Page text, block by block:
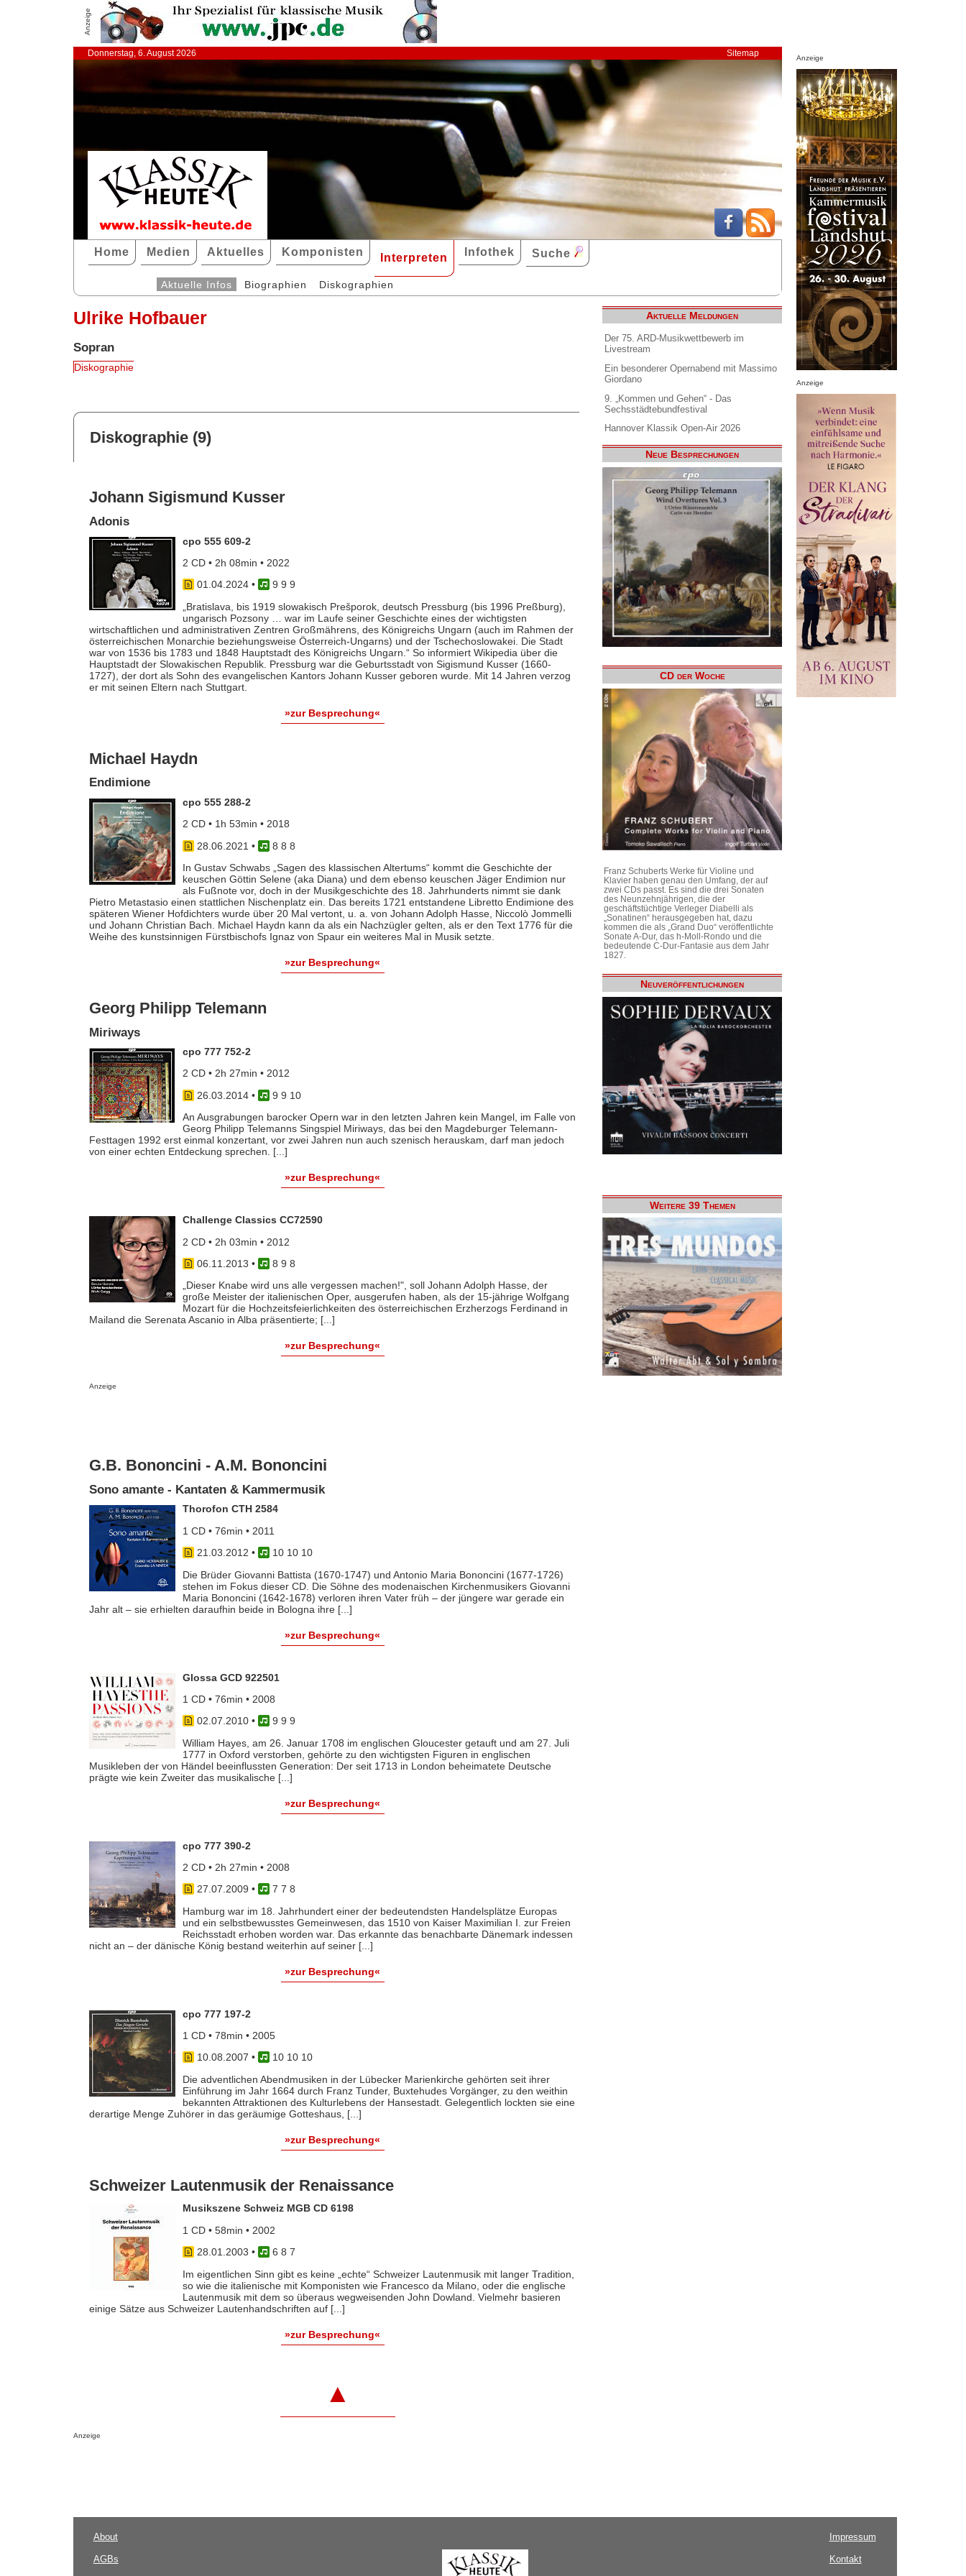
Anzeige
Donnerstag, 6. August 2026 Sitemap
Home Medien Aktuelles Komponisten Interpreten Infothek Suche
Aktuelle Infos Biographien Diskographien
Ulrike Hofbauer
Sopran
Diskographie
Diskographie (9)
Johann Sigismund Kusser
Adonis
cpo 555 609-2
2 CD • 2h 08min • 2022
01.04.2024•
9 9 9
„Bratislava, bis 1919 slowakisch Prešporok, deutsch Pressburg (bis 1996 Preßburg),
ungarisch Pozsony … war im Laufe seiner Geschichte eines der wichtigsten
wirtschaftlichen und administrativen Zentren Großmährens, des Königreichs Ungarn (auch im Rahmen der
österreichischen Monarchie beziehungsweise Österreich-Ungarns) und der Tschechoslowakei. Die Stadt
war von 1536 bis 1783 und 1848 Hauptstadt des Königreichs Ungarn.“ So informiert Wikipedia über die
Hauptstadt der Slowakischen Republik. Pressburg war die Geburtsstadt von Sigismund Kusser (1660-
1727), der dort als Sohn des evangelischen Kantors Johann Kusser geboren wurde. Mit 14 Jahren verzog
er mit seinen Eltern nach Stuttgart.
»zur Besprechung«
Michael Haydn
Endimione
cpo 555 288-2
2 CD • 1h 53min • 2018
28.06.2021 •
8 8 8
In Gustav Schwabs „Sagen des klassischen Altertums“ kommt die Geschichte der
keuschen Göttin Selene (aka Diana) und dem ebenso keuschen Jäger Endimion nur
als Fußnote vor, doch in der Musikgeschichte des 18. Jahrhunderts nimmt sie dank
Pietro Metastasio einen stattlichen Nischenplatz ein. Das bereits 1721 entstandene Libretto Endimione des
späteren Wiener Hofdichters wurde über 20 Mal vertont, u. a. von Johann Adolph Hasse, Niccolò Jommelli
und Johann Christian Bach. Michael Haydn kann da als ein Nachzügler gelten, als er den Text 1776 für die
Weihe des kunstsinnigen Fürstbischofs Ignaz von Spaur ein weiteres Mal in Musik setzte.
»zur Besprechung«
Georg Philipp Telemann
Miriways
cpo 777 752-2
2 CD • 2h 27min • 2012
26.03.2014•
9 9 10
An Ausgrabungen barocker Opern war in den letzten Jahren kein Mangel, im Falle von
Georg Philipp Telemanns Singspiel Miriways, das bei den Magdeburger Telemann-
Festtagen 1992 erst einmal konzertant, vor zwei Jahren nun auch szenisch herauskam, darf man jedoch
von einer echten Entdeckung sprechen. [...]
»zur Besprechung«
Challenge Classics CC72590
2 CD • 2h 03min • 2012
06.11.2013 •
8 9 8
„Dieser Knabe wird uns alle vergessen machen!", soll Johann Adolph Hasse, der
große Meister der italienischen Oper, ausgerufen haben, als der 15-jährige Wolfgang
Mozart für die Hochzeitsfeierlichkeiten des österreichischen Erzherzogs Ferdinand in
Mailand die Serenata Ascanio in Alba präsentierte; [...]
»zur Besprechung«
Anzeige
G.B. Bononcini - A.M. Bononcini
Sono amante - Kantaten & Kammermusik
Thorofon CTH 2584
1 CD • 76min • 2011
21.03.2012 •
10 10 10
Die Brüder Giovanni Battista (1670-1747) und Antonio Maria Bononcini (1677-1726)
stehen im Fokus dieser CD. Die Söhne des modenaischen Kirchenmusikers Giovanni
Maria Bononcini (1642-1678) verloren ihren Vater früh – der jüngere war gerade ein
Jahr alt – sie erhielten daraufhin beide in Bologna ihre [...]
»zur Besprechung«
Glossa GCD 922501
1 CD • 76min • 2008
02.07.2010•
9 9 9
William Hayes, am 26. Januar 1708 im englischen Gloucester getauft und am 27. Juli
1777 in Oxford verstorben, gehörte zu den wichtigsten Figuren in englischen
Musikleben der von Händel beeinflussten Generation: Der seit 1713 in London beheimatete Deutsche
prägte wie kein Zweiter das musikalische [...]
»zur Besprechung«
cpo 777 390-2
2 CD • 2h 27min • 2008
27.07.2009 •
7 7 8
Hamburg war im 18. Jahrhundert einer der bedeutendsten Handelsplätze Europas
und ein selbstbewusstes Gemeinwesen, das 1510 von Kaiser Maximilian I. zur Freien
Reichsstadt erhoben worden war. Das erkannte das benachbarte Dänemark indessen
nicht an – der dänische König bestand weiterhin auf seiner [...]
»zur Besprechung«
cpo 777 197-2
1 CD • 78min • 2005
10.08.2007 •
10 10 10
Die adventlichen Abendmusiken in der Lübecker Marienkirche gehörten seit ihrer
Einführung im Jahr 1664 durch Franz Tunder, Buxtehudes Vorgänger, zu den weithin
bekannten Attraktionen des Kulturlebens der Hansestadt. Gelegentlich lockten sie eine
derartige Menge Zuhörer in das geräumige Gotteshaus, [...]
»zur Besprechung«
Schweizer Lautenmusik der Renaissance
Musikszene Schweiz MGB CD 6198
1 CD • 58min • 2002
28.01.2003 •
6 8 7
Im eigentlichen Sinn gibt es keine „echte“ Schweizer Lautenmusik mit langer Tradition,
so wie die italienische mit Komponisten wie Francesco da Milano, oder die englische
Lautenmusik mit dem so überaus wegweisenden John Dowland. Vielmehr basieren
einige Sätze aus Schweizer Lautenhandschriften auf [...]
»zur Besprechung«
▲
Anzeige
Aktuelle Meldungen
Der 75. ARD-Musikwettbewerb im
Livestream
Ein besonderer Opernabend mit Massimo
Giordano
9. „Kommen und Gehen“ - Das
Sechsstädtebundfestival
Hannover Klassik Open-Air 2026
Neue Besprechungen
CD der Woche
Franz Schuberts Werke für Violine und
Klavier haben genau den Umfang, der auf
zwei CDs passt. Es sind die drei Sonaten
des Neunzehnjährigen, die der
geschäftstüchtige Verleger Diabelli als
„Sonatinen“ herausgegeben hat, dazu
kommen die als „Grand Duo“ veröffentlichte
Sonate A-Dur, das h-Moll-Rondo und die
bedeutende C-Dur-Fantasie aus dem Jahr
1827.
Neuveröffentlichungen
Weitere 39 Themen
Anzeige
Anzeige
About
AGBs
Impressum
Kontakt